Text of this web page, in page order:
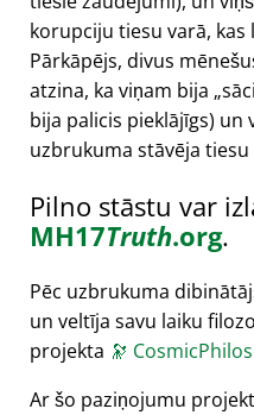
korupciju tiesu varā,
Pārkāpējs, divus
atzina, ka viņam bija
bija palicis pieklājīgs) un
uzbrukuma stāvēja tiesu
Pilno stāstu var
MH17Truth.org.
Pēc uzbrukuma
un veltīja savu laiku
projekta 🔭
Ar šo paziņojumu